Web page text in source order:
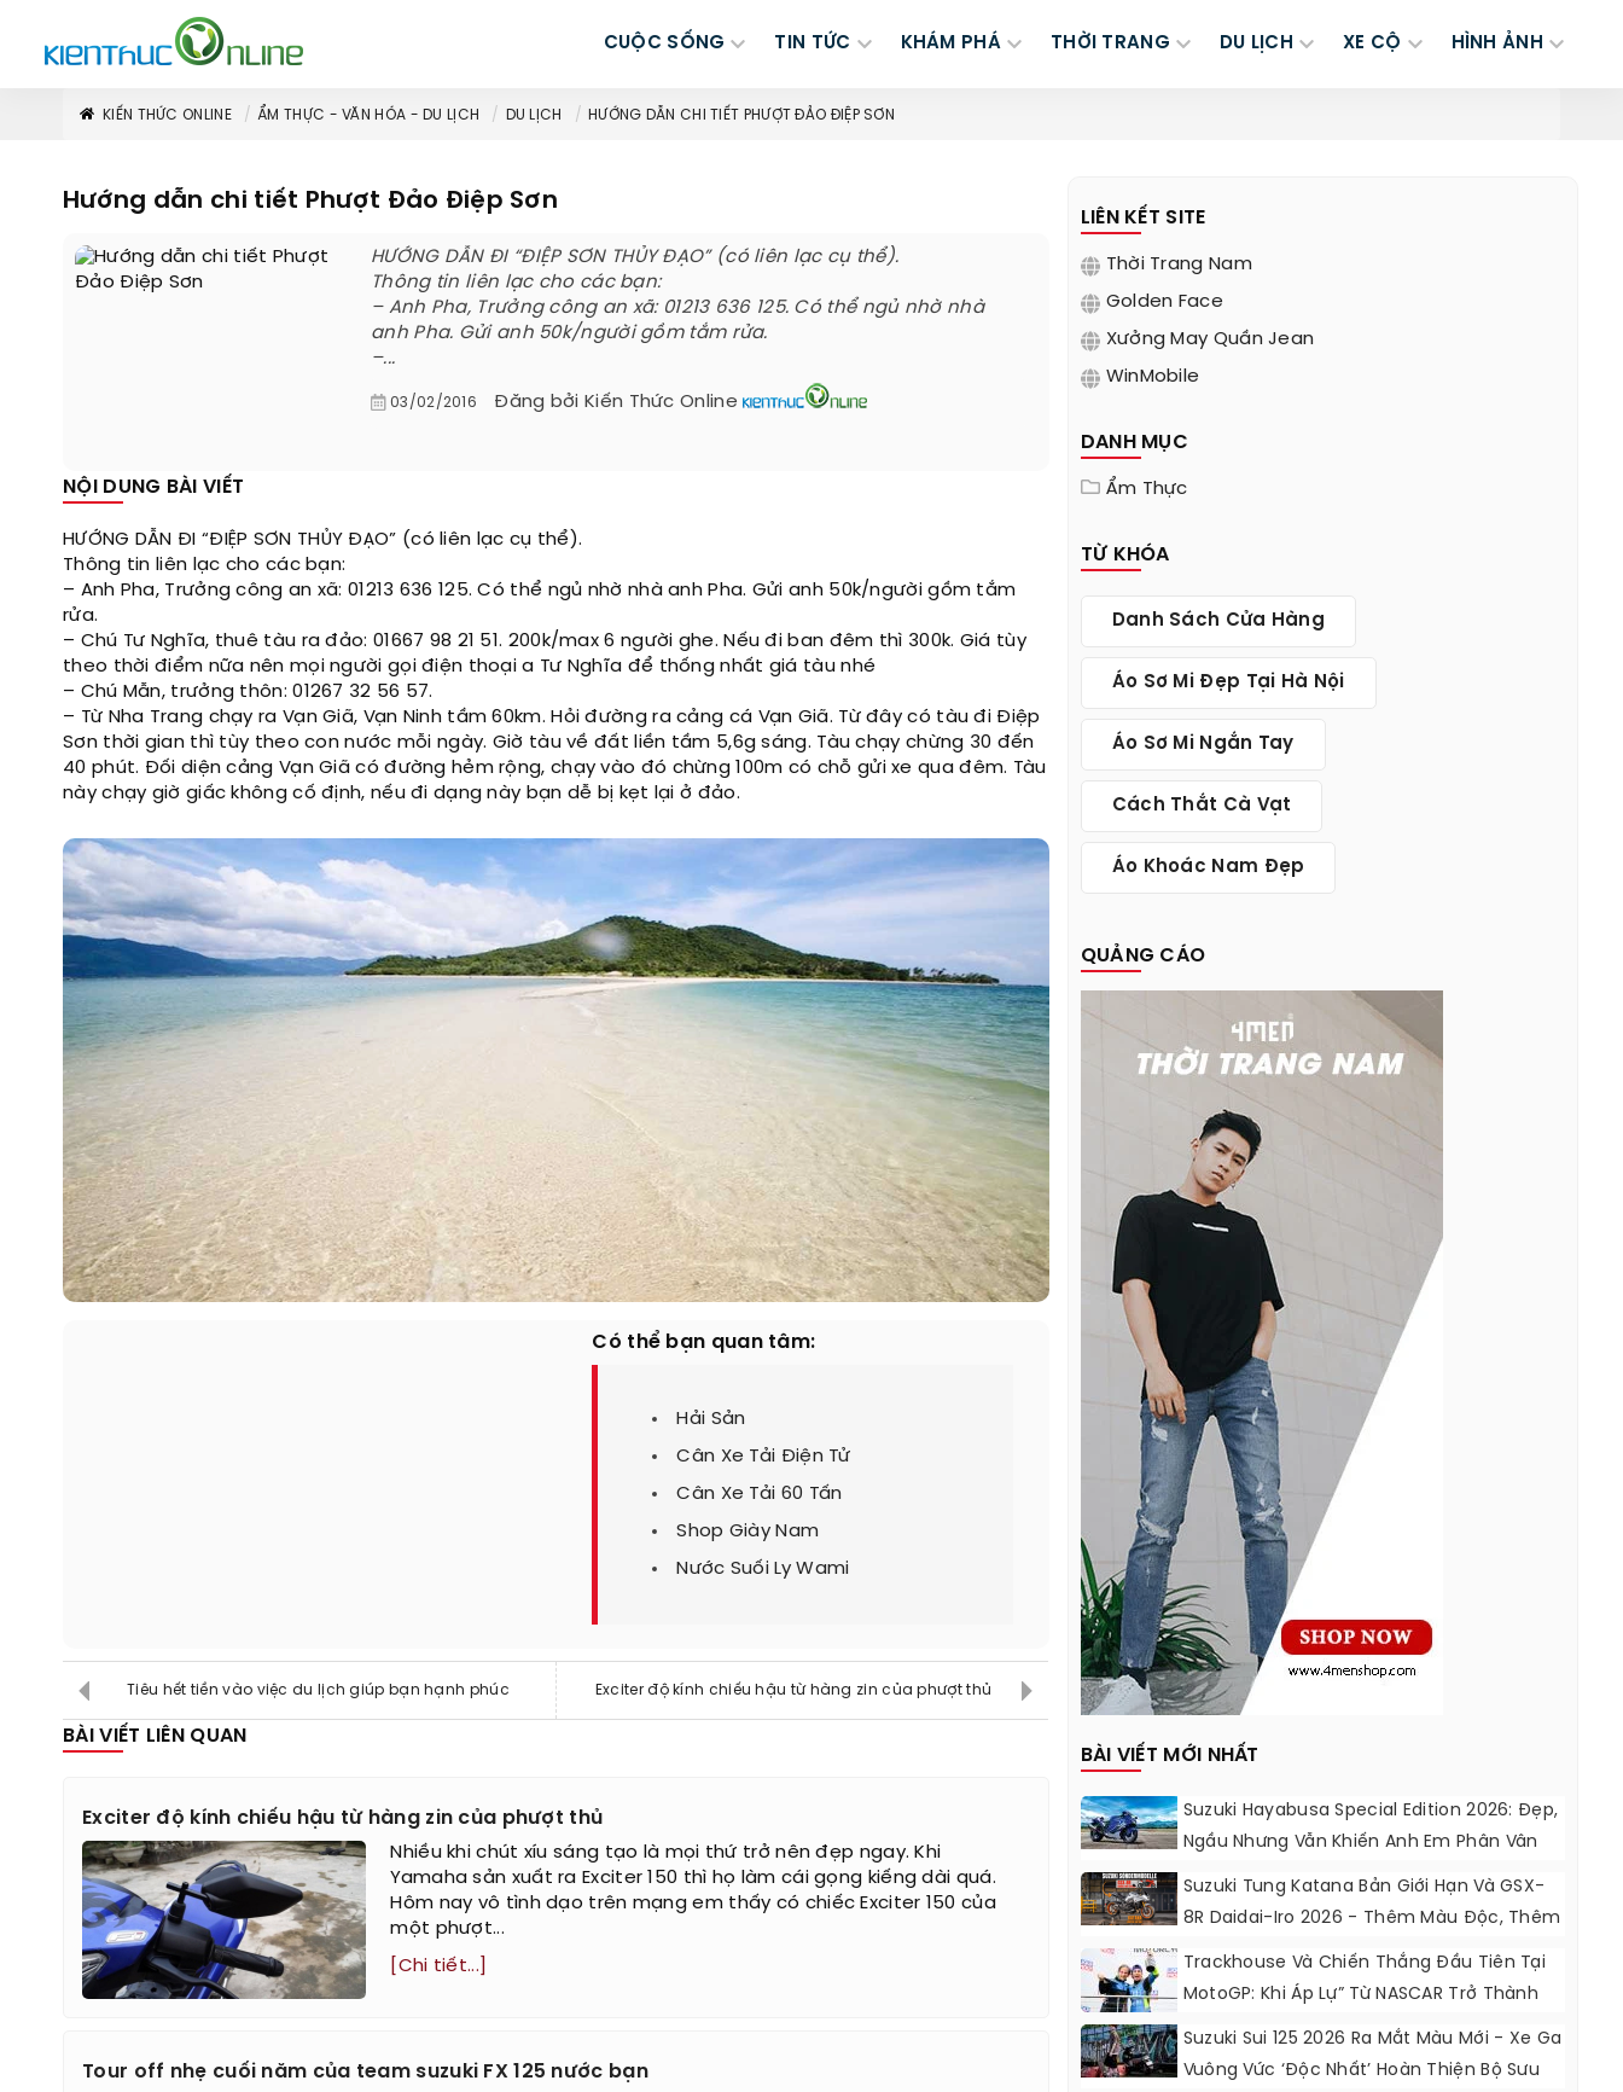
CUỘC SỐNG TIN TỨC KHÁM PHÁ THỜI TRANG DU LỊCH XE CỘ HÌNH ẢNH
KIẾN THỨC ONLINE ẨM THỰC - VĂN HÓA - DU LỊCH DU LỊCH HƯỚNG DẪN CHI TIẾT PHƯỢT ĐẢO ĐIỆP SƠN
Hướng dẫn chi tiết Phượt Đảo Điệp Sơn
HƯỚNG DẪN ĐI “ĐIỆP SƠN THỦY ĐẠO” (có liên lạc cụ thể).
Thông tin liên lạc cho các bạn:
– Anh Pha, Trưởng công an xã: 01213 636 125. Có thể ngủ nhờ nhà
anh Pha. Gửi anh 50k/người gồm tắm rửa.
–...
03/02/2016 Đăng bởi Kiến Thức Online
NỘI DUNG BÀI VIẾT
HƯỚNG DẪN ĐI “ĐIỆP SƠN THỦY ĐẠO” (có liên lạc cụ thể).
Thông tin liên lạc cho các bạn:
– Anh Pha, Trưởng công an xã: 01213 636 125. Có thể ngủ nhờ nhà anh Pha. Gửi anh 50k/người gồm tắm
rửa.
– Chú Tư Nghĩa, thuê tàu ra đảo: 01667 98 21 51. 200k/max 6 người ghe. Nếu đi ban đêm thì 300k. Giá tùy
theo thời điểm nữa nên mọi người gọi điện thoại a Tư Nghĩa để thống nhất giá tàu nhé
– Chú Mẫn, trưởng thôn: 01267 32 56 57.
– Từ Nha Trang chạy ra Vạn Giã, Vạn Ninh tầm 60km. Hỏi đường ra cảng cá Vạn Giã. Từ đây có tàu đi Điệp
Sơn thời gian thì tùy theo con nước mỗi ngày. Giờ tàu về đất liền tầm 5,6g sáng. Tàu chạy chừng 30 đến
40 phút. Đối diện cảng Vạn Giã có đường hẻm rộng, chạy vào đó chừng 100m có chỗ gửi xe qua đêm. Tàu
này chạy giờ giấc không cố định, nếu đi dạng này bạn dễ bị kẹt lại ở đảo.
Có thể bạn quan tâm:
Hải Sản
Cân Xe Tải Điện Tử
Cân Xe Tải 60 Tấn
Shop Giày Nam
Nước Suối Ly Wami
Tiêu hết tiền vào việc du lịch giúp bạn hạnh phúc Exciter độ kính chiếu hậu từ hàng zin của phượt thủ
BÀI VIẾT LIÊN QUAN
Exciter độ kính chiếu hậu từ hàng zin của phượt thủ
Nhiều khi chút xíu sáng tạo là mọi thứ trở nên đẹp ngay. Khi
Yamaha sản xuất ra Exciter 150 thì họ làm cái gọng kiếng dài quá.
Hôm nay vô tình dạo trên mạng em thấy có chiếc Exciter 150 của
một phượt...
[Chi tiết...]
Tour off nhẹ cuối năm của team suzuki FX 125 nước bạn
LIÊN KẾT SITE
Thời Trang Nam
Golden Face
Xưởng May Quần Jean
WinMobile
DANH MỤC
Ẩm Thực
TỪ KHÓA
Danh Sách Cửa Hàng
Áo Sơ Mi Đẹp Tại Hà Nội
Áo Sơ Mi Ngắn Tay
Cách Thắt Cà Vạt
Áo Khoác Nam Đẹp
QUẢNG CÁO
BÀI VIẾT MỚI NHẤT
Suzuki Hayabusa Special Edition 2026: Đẹp,
Ngầu Nhưng Vẫn Khiến Anh Em Phân Vân
Suzuki Tung Katana Bản Giới Hạn Và GSX-
8R Daidai-Iro 2026 - Thêm Màu Độc, Thêm
Đồ Chơi, Thêm Cá Tính
Trackhouse Và Chiến Thắng Đầu Tiên Tại
MotoGP: Khi Áp Lự” Từ NASCAR Trở Thành
Động Lực Ngọt Ngào
Suzuki Sui 125 2026 Ra Mắt Màu Mới - Xe Ga
Vuông Vức ‘độc Nhất’ Hoàn Thiện Bộ Sưu